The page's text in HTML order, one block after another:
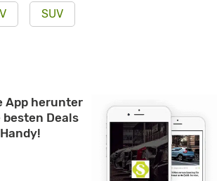
SUV
App herunter
Deals